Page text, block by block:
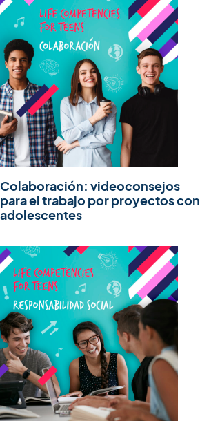
Colaboración: videoconsejos
para el trabajo por proyectos con
adolescentes